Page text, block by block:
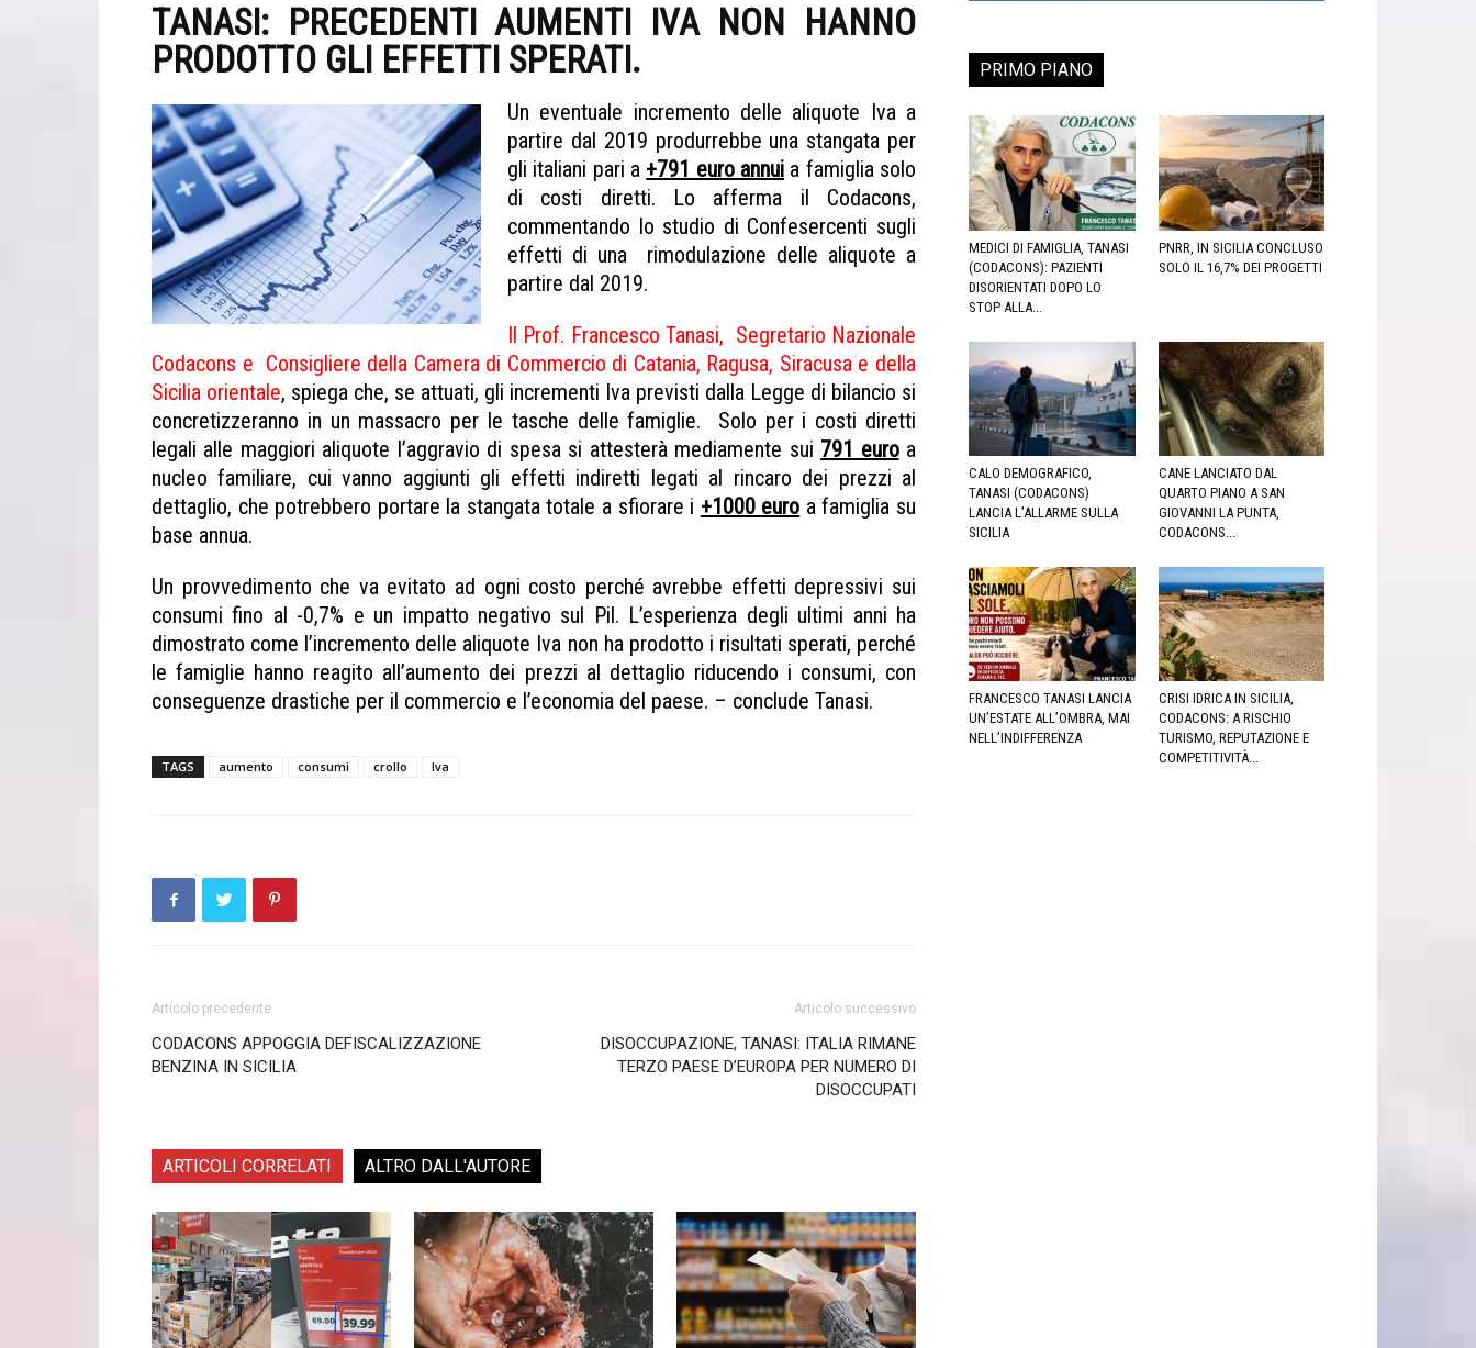
TANASI: PRECEDENTI AUMENTI IVA NON HANNO
PRODOTTO GLI EFFETTI SPERATI.
Un eventuale incremento delle aliquote Iva a
partire dal 2019 produrrebbe una stangata per
gli italiani pari a +791 euro annui a famiglia solo
di costi diretti. Lo afferma il Codacons,
commentando lo studio di Confesercenti sugli
effetti di una rimodulazione delle aliquote a
partire dal 2019.
Il Prof. Francesco Tanasi, Segretario Nazionale
Codacons e Consigliere della Camera di Commercio di Catania, Ragusa, Siracusa e della
Sicilia orientale, spiega che, se attuati, gli incrementi Iva previsti dalla Legge di bilancio si
concretizzeranno in un massacro per le tasche delle famiglie. Solo per i costi diretti
legali alle maggiori aliquote l’aggravio di spesa si attesterà mediamente sui 791 euroa
nucleo familiare, cui vanno aggiunti gli effetti indiretti legati al rincaro dei prezzi al
dettaglio, che potrebbero portare la stangata totale a sfiorare i +1000 euro a famiglia su
base annua.
Un provvedimento che va evitato ad ogni costo perché avrebbe effetti depressivi sui
consumi fino al -0,7% e un impatto negativo sul Pil. L’esperienza degli ultimi anni ha
dimostrato come l’incremento delle aliquote Iva non ha prodotto i risultati sperati, perché
le famiglie hanno reagito all’aumento dei prezzi al dettaglio riducendo i consumi, con
conseguenze drastiche per il commercio e l’economia del paese. – conclude Tanasi.
TAGS aumento consumi crollo Iva
Articolo precedente
CODACONS APPOGGIA DEFISCALIZZAZIONE
BENZINA IN SICILIA
Articolo successivo
DISOCCUPAZIONE, TANASI: ITALIA RIMANE
TERZO PAESE D’EUROPA PER NUMERO DI
DISOCCUPATI
ARTICOLI CORRELATI ALTRO DALL'AUTORE
PRIMO PIANO
MEDICI DI FAMIGLIA, TANASI
(CODACONS): PAZIENTI
DISORIENTATI DOPO LO
STOP ALLA...
PNRR, IN SICILIA CONCLUSO
SOLO IL 16,7% DEI PROGETTI
CALO DEMOGRAFICO,
TANASI (CODACONS)
LANCIA L’ALLARME SULLA
SICILIA
CANE LANCIATO DAL
QUARTO PIANO A SAN
GIOVANNI LA PUNTA,
CODACONS...
FRANCESCO TANASI LANCIA
UN’ESTATE ALL’OMBRA, MAI
NELL’INDIFFERENZA
CRISI IDRICA IN SICILIA,
CODACONS: A RISCHIO
TURISMO, REPUTAZIONE E
COMPETITIVITÀ...